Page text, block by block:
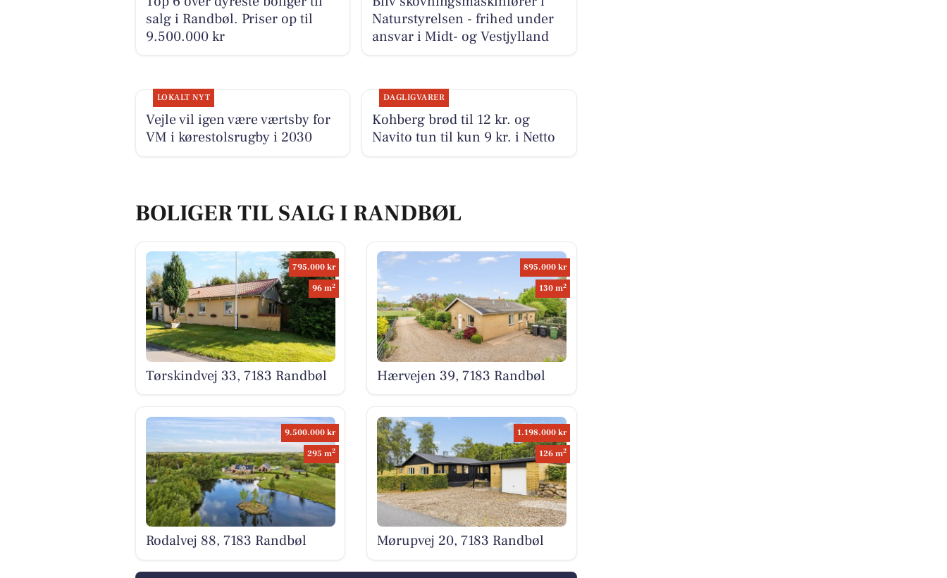
salg i Randbøl. Priser op til
9.500.000 kr
Naturstyrelsen - frihed under
ansvar i Midt- og Vestjylland
LOKALT NYT
Vejle vil igen være værtsby for
VM i kørestolsrugby i 2030
DAGLIGVARER
Kohberg brød til 12 kr. og
Navito tun til kun 9 kr. i Netto
BOLIGER TIL SALG I RANDBØL
795.000 kr
96 m2
Tørskindvej 33, 7183 Randbøl
895.000 kr
130 m2
Hærvejen 39, 7183 Randbøl
9.500.000 kr
295 m2
Rodalvej 88, 7183 Randbøl
1.198.000 kr
126 m2
Mørupvej 20, 7183 Randbøl